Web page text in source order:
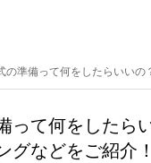
準備って何をしたらいいの？最適な
って何をしたら
グなどをご紹介！